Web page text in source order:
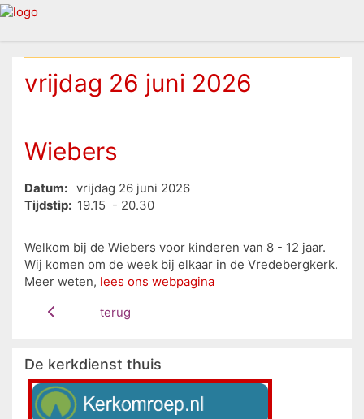
vrijdag 26 juni 2026
Wiebers
Datum:
vrijdag 26 juni 2026
Tijdstip: 19.15 - 20.30
Welkom bij de Wiebers voor kinderen van 8 - 12 jaar.
Wij komen om de week bij elkaar in de Vredebergkerk.
Meer weten, lees ons webpagina
terug
De kerkdienst thuis